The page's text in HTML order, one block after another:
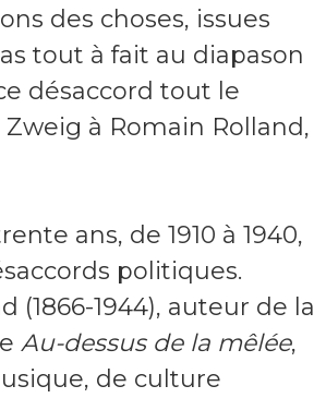
des choses, issues
tout à fait au diapason
désaccord tout le
à Romain Rolland,
ans, de 1910 à 1940,
politiques.
(1866-1944), auteur de la
Au-dessus de la mêlée,
de culture